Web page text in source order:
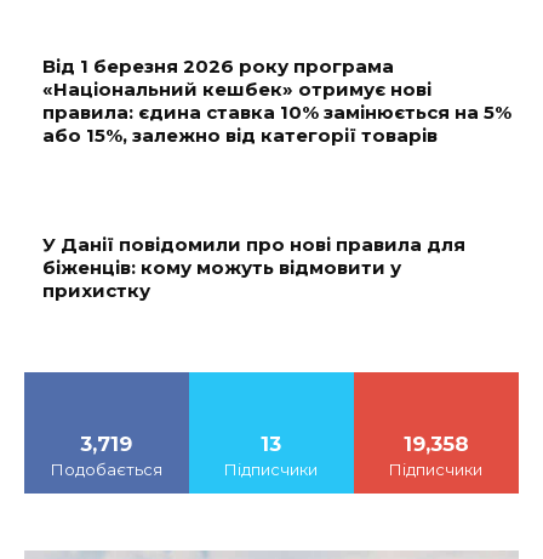
Від 1 березня 2026 року програма
«Національний кешбек» отримує нові
правила: єдина ставка 10% замінюється на 5%
або 15%, залежно від категорії товарів
У Данії повідомили про нові правила для
біженців: кому можуть відмовити у
прихистку
3,719
Подобається
13
Підписчики
19,358
Підписчики